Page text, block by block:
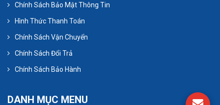
Phương châm của công ty là
– Nhanh chóng”nên khách hàng yên tâm khi sử
ngayHotline 0947 790 666 - 0978 492 169
để
Chính Sách Bảo Mật Thông Tin
Hình Thức Thanh Toán
Chính Sách Vận Chuyển
Chính Sách Đổi Trả
Chính Sách Bảo Hành
DANH MỤC MENU